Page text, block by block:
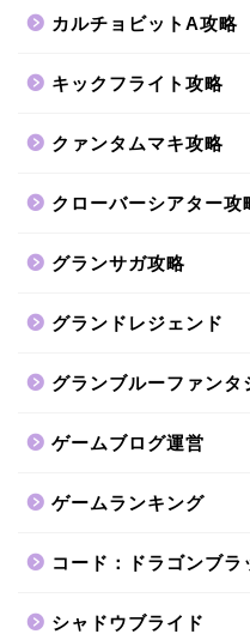
カルチョビットA攻略
キックフライト攻略
クァンタムマキ攻略
クローバーシアター攻
グランサガ攻略
グランドレジェンド
グランブルーファンタ
ゲームブログ運営
ゲームランキング
コード：ドラゴンブラ
シャドウブライド